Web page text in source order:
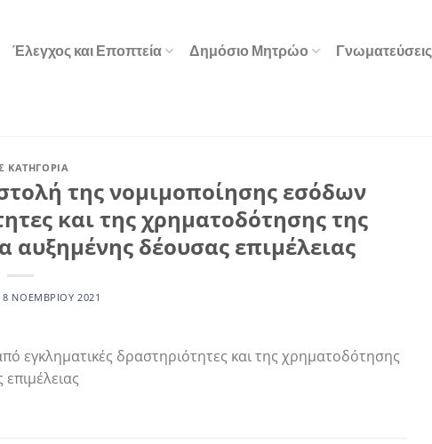
Έλεγχος και Εποπτεία Δημόσιο Μητρώο Γνωματεύσεις
ΚΑΤΗΓΟΡΊΑ
της νομιμοποίησης εσόδων
και της χρηματοδότησης της
δέουσας επιμέλειας
8 ΝΟΕΜΒΡΊΟΥ 2021
εγκληματικές δραστηριότητες και της χρηματοδότησης